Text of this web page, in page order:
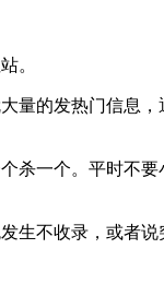
。
量的发热门信息
杀一个。平时不
生不收录，或者